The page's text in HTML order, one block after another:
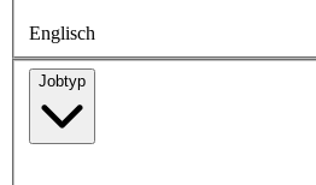
Englisch
Jobtyp